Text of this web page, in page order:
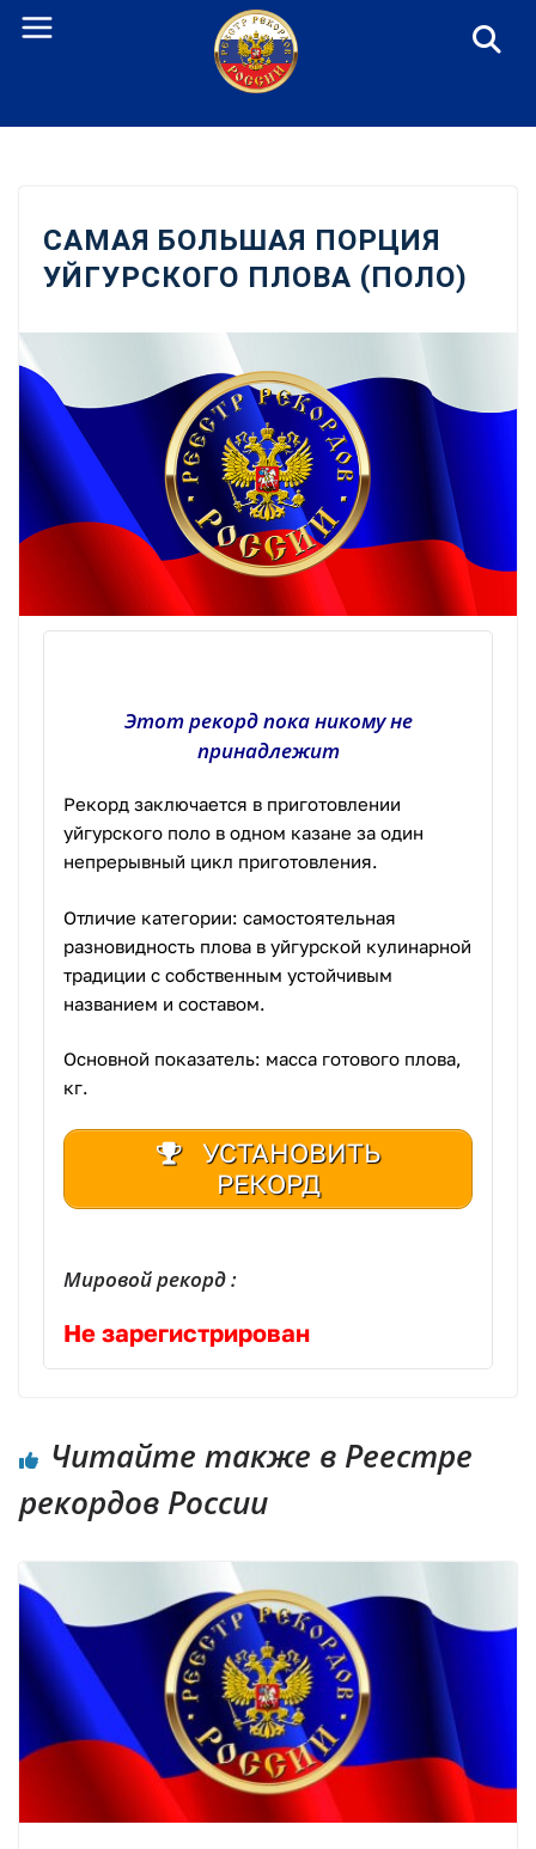
Перейти
САМАЯ БОЛЬШАЯ ПОРЦИЯ
УЙГУРСКОГО ПЛОВА (ПОЛО)
Этот рекорд пока никому не
принадлежит
Рекорд заключается в приготовлении
уйгурского поло в одном казане за один
непрерывный цикл приготовления.
Отличие категории: самостоятельная
разновидность плова в уйгурской кулинарной
традиции с собственным устойчивым
названием и составом.
Основной показатель: масса готового плова,
кг.
УСТАНОВИТЬ
РЕКОРД
Мировой рекорд :
Не зарегистрирован
Читайте также в Реестре
рекордов России